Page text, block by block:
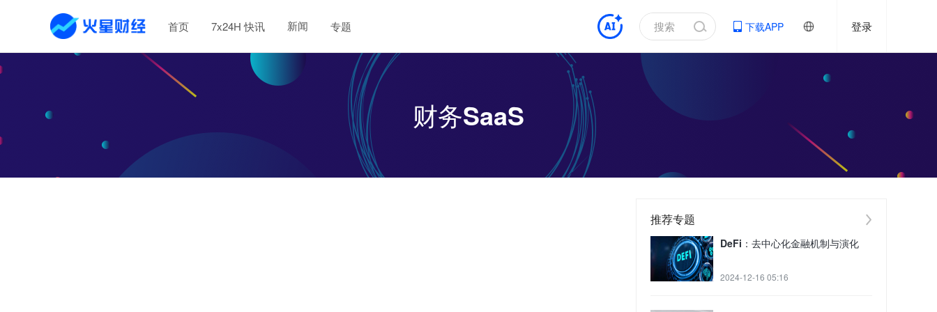
首页 7x24H 快讯 新闻 专题 下载APP 登录
财务SaaS
推荐专题
DeFi：去中心化金融机制与演化
2024-12-16 05:16